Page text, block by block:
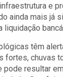
e
ainda mais já
liquidação
têm
fortes, chuvas
pode resultar